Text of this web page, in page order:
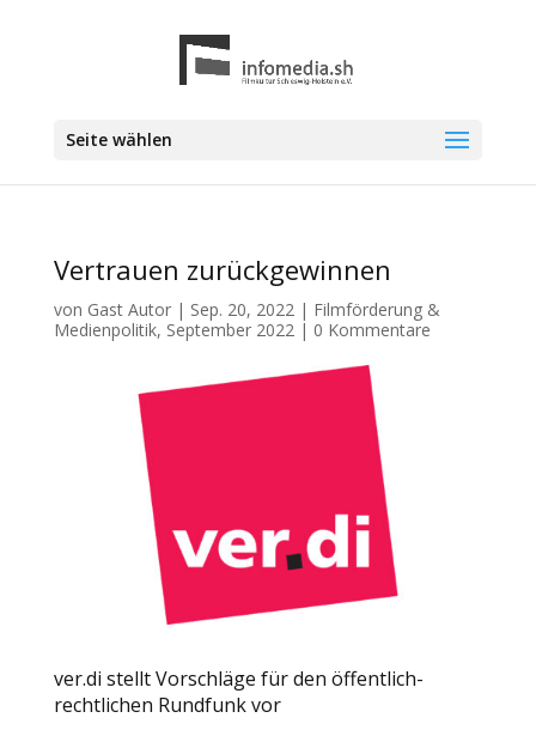
Seite wählen
Vertrauen zurückgewinnen
von Gast Autor| Sep. 20, 2022| Filmförderung &
Medienpolitik, September 2022| 0 Kommentare
ver.di stellt Vorschläge für den öffentlich-
rechtlichen Rundfunk vor